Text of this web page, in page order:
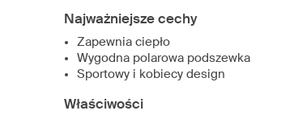
Najważniejsze cechy
Zapewnia ciepło
Wygodna polarowa podszewka
Sportowy i kobiecy design
Właściwości